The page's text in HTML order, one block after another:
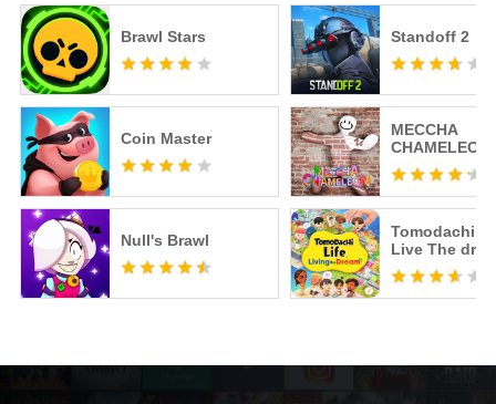
Brawl Stars
Coin Master
Null's Brawl
Standoff 2
MECCHA
CHAMELEON
Tomodachi
Live The